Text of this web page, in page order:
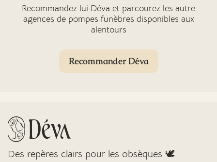
Recommandez lui Déva et parcourez les autre
agences de pompes funèbres disponibles aux
alentours
Recommander Déva
Des repères clairs pour les obsèques 🕊️